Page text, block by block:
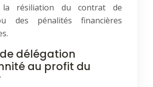
la résiliation du contrat de
des pénalités financières
délégation
au profit du